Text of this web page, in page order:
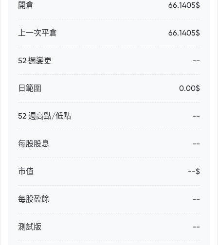
開倉 66.1405$
上一次平倉 66.1405$
52 週變更 --
日範圍 0.00$
52 週高點/低點 --
每股股息 --
市值 --$
每股盈餘 --
測試版 --